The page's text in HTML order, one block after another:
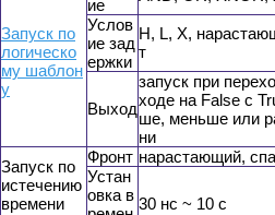
Запуск по
логическо
му шаблон
у
ие
Услов
ие зад
ержки
H, L, X,
т
Выход
запуск при
ходе на False с
ше, меньше или
ни
Запуск по
истечению
времени
Фронт нарастающий,
Устан
овка в 30 нс ~ 10 с